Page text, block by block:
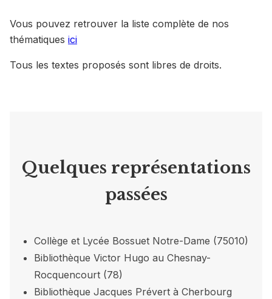
Vous pouvez retrouver la liste complète de nos
thématiques ici
Tous les textes proposés sont libres de droits.
Quelques représentations
passées
Collège et Lycée Bossuet Notre-Dame (75010)
Bibliothèque Victor Hugo au Chesnay-
Rocquencourt (78)
Bibliothèque Jacques Prévert à Cherbourg